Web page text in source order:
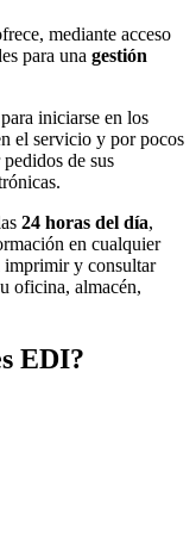
mediante acceso
para una gestión
para iniciarse en los
el servicio y por pocos
de sus
24 horas del día,
en cualquier
imprimir y consultar
oficina, almacén,
EDI?